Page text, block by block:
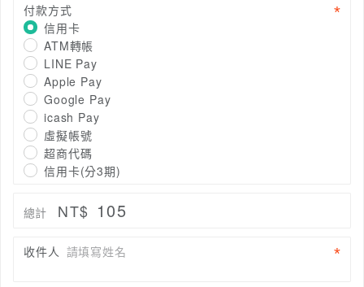
付款方式
信用卡
ATM轉帳
LINE Pay
Apple Pay
Google Pay
icash Pay
虛擬帳號
超商代碼
信用卡(分3期)
總計 NT$ 105
收件人 請填寫姓名